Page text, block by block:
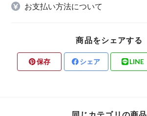
お支払い方法について
商品をシェアする
保存 シェア LINE